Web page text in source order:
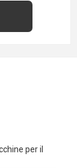
per il